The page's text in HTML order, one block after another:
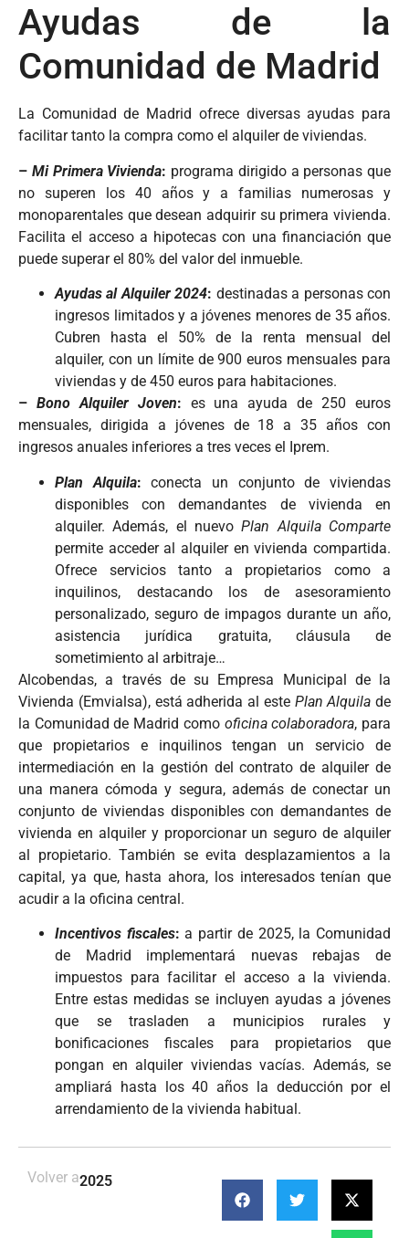
Ayudas de la
Comunidad de Madrid
La Comunidad de Madrid ofrece diversas ayudas para
facilitar tanto la compra como el alquiler de viviendas.
– Mi Primera Vivienda: programa dirigido a personas que
no superen los 40 años y a familias numerosas y
monoparentales que desean adquirir su primera vivienda.
Facilita el acceso a hipotecas con una financiación que
puede superar el 80% del valor del inmueble.
Ayudas al Alquiler 2024: destinadas a personas con
ingresos limitados y a jóvenes menores de 35 años.
Cubren hasta el 50% de la renta mensual del
alquiler, con un límite de 900 euros mensuales para
viviendas y de 450 euros para habitaciones.
– Bono Alquiler Joven: es una ayuda de 250 euros
mensuales, dirigida a jóvenes de 18 a 35 años con
ingresos anuales inferiores a tres veces el Iprem.
Plan Alquila: conecta un conjunto de viviendas
disponibles con demandantes de vivienda en
alquiler. Además, el nuevoPlan Alquila Comparte
permite acceder al alquiler en vivienda compartida.
Ofrece servicios tanto a propietarios como a
inquilinos, destacando los de asesoramiento
personalizado, seguro de impagos durante un año,
asistencia jurídica gratuita, cláusula de
sometimiento al arbitraje…
Alcobendas, a través de su Empresa Municipal de la
Vivienda (Emvialsa), está adherida al este Plan Alquila de
la Comunidad de Madrid como oficina colaboradora, para
que propietarios e inquilinos tengan un servicio de
intermediación en la gestión del contrato de alquiler de
una manera cómoda y segura, además de conectar un
conjunto de viviendas disponibles con demandantes de
vivienda en alquiler y proporcionar un seguro de alquiler
al propietario. También se evita desplazamientos a la
capital, ya que, hasta ahora, los interesados tenían que
acudir a la oficina central.
Incentivos fiscales:a partir de 2025, la Comunidad
de Madrid implementará nuevas rebajas de
impuestos para facilitar el acceso a la vivienda.
Entre estas medidas se incluyen ayudas a jóvenes
que se trasladen a municipios rurales y
bonificaciones fiscales para propietarios que
pongan en alquiler viviendas vacías. Además, se
ampliará hasta los 40 años la deducción por el
arrendamiento de la vivienda habitual.
Volver a2025